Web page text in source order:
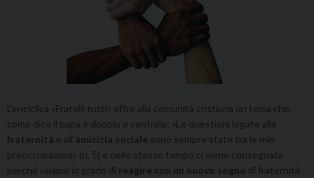
L’enciclica «Fratelli tutti» offre alla comunità cristiana un tema che,
come dice il papa è doppio e centrale: «Le questioni legate alla
fraternità e all’amicizia sociale sono sempre state tra le mie
preoccupazioni» (n. 5) e nello stesso tempo ci viene consegnata
perché «siamo in grado di reagire con un nuovo sogno di fraternità